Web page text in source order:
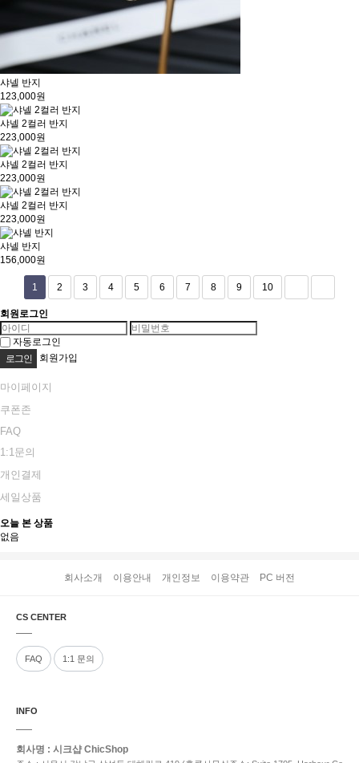
샤넬 반지
123,000원
샤넬 2컬러 반지
223,000원
샤넬 2컬러 반지
223,000원
샤넬 2컬러 반지
223,000원
샤넬 반지
156,000원
1 2 3 4 5 6 7 8 9 10
회원로그인
자동로그인
회원가입
마이페이지
쿠폰존
FAQ
1:1문의
개인결제
세일상품
오늘 본 상품
없음
회사소개 이용안내 개인정보 이용약관 PC 버전
CS CENTER
FAQ 1:1 문의
INFO
회사명 : 시크샵 ChicShop